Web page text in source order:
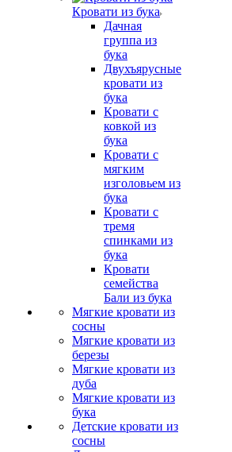
Кровати из бука
Дачная
группа из
бука
Двухъярусные
кровати из
бука
Кровати с
ковкой из
бука
Кровати с
мягким
изголовьем из
бука
Кровати с
тремя
спинками из
бука
Кровати
семейства
Бали из бука
Мягкие кровати из
сосны
Мягкие кровати из
березы
Мягкие кровати из
дуба
Мягкие кровати из
бука
Детские кровати из
сосны